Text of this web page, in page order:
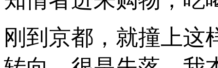
刚到京都，就撞上这